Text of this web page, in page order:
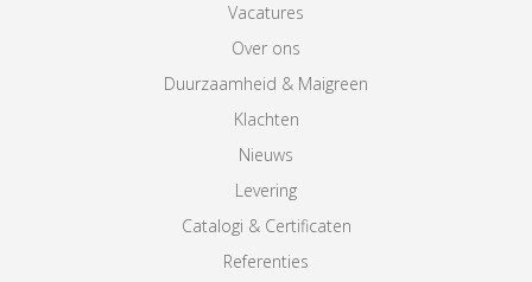
Vacatures
Over ons
Duurzaamheid & Maigreen
Klachten
Nieuws
Levering
Catalogi & Certificaten
Referenties